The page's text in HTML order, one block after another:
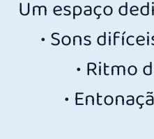
Um espaço
• Sons
• Ritmo
•